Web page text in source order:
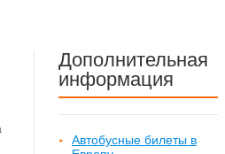
Дополнительная
информация
Автобусные билеты в